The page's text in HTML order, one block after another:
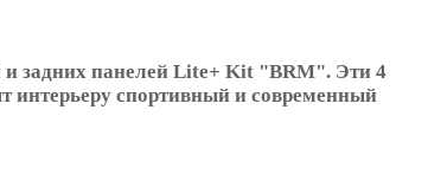
и задних панелей Lite+ Kit "BRM". Эти 4
интерьеру спортивный и современный